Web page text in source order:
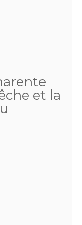
et la